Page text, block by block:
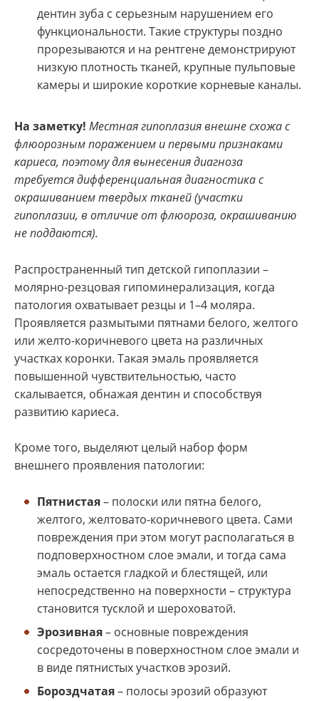
дентин зуба с серьезным нарушением его
функциональности. Такие структуры поздно
прорезываются и на рентгене демонстрируют
низкую плотность тканей, крупные пульповые
камеры и широкие короткие корневые каналы.
На заметку! Местная гипоплазия внешне схожа с
флюорозным поражением и первыми признаками
кариеса, поэтому для вынесения диагноза
требуется дифференциальная диагностика с
окрашиванием твердых тканей (участки
гипоплазии, в отличие от флюороза, окрашиванию
не поддаются).
Распространенный тип детской гипоплазии –
молярно-резцовая гипоминерализация, когда
патология охватывает резцы и 1–4 моляра.
Проявляется размытыми пятнами белого, желтого
или желто-коричневого цвета на различных
участках коронки. Такая эмаль проявляется
повышенной чувствительностью, часто
скалывается, обнажая дентин и способствуя
развитию кариеса.
Кроме того, выделяют целый набор форм
внешнего проявления патологии:
Пятнистая– полоски или пятна белого,
желтого, желтовато-коричневого цвета. Сами
повреждения при этом могут располагаться в
подповерхностном слое эмали, и тогда сама
эмаль остается гладкой и блестящей, или
непосредственно на поверхности – структура
становится тусклой и шероховатой.
Эрозивная– основные повреждения
сосредоточены в поверхностном слое эмали и
в виде пятнистых участков эрозий.
Бороздчатая– полосы эрозий образуют